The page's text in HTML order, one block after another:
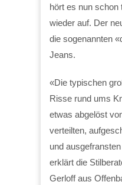
hört es nun schon
wieder auf. Der
die sogenannten
Jeans.
«Die typischen
Risse rund ums
etwas abgelöst
verteilten,
und
erklärt die
Gerloff aus